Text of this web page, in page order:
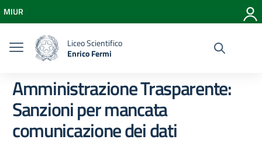
Vai al menu di navigazione
Vai al footer
MIUR
Liceo Scientifico
Enrico Fermi
Amministrazione Trasparente:
Sanzioni per mancata
comunicazione dei dati